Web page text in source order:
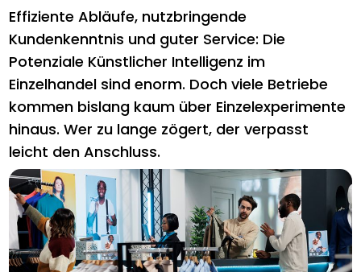
Effiziente Abläufe, nutzbringende
Kundenkenntnis und guter Service: Die
Potenziale Künstlicher Intelligenz im
Einzelhandel sind enorm. Doch viele Betriebe
kommen bislang kaum über Einzelexperimente
hinaus. Wer zu lange zögert, der verpasst
leicht den Anschluss.